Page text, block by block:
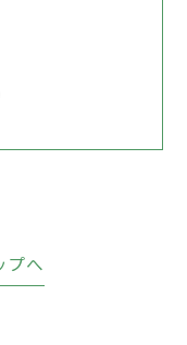
プへ